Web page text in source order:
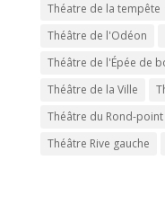
Théatre de la tempête
Théâtre de l'Odéon
Théâtre de l'Épée de
Théâtre de la Ville
Théâtre du Rond-point
Théâtre Rive gauche